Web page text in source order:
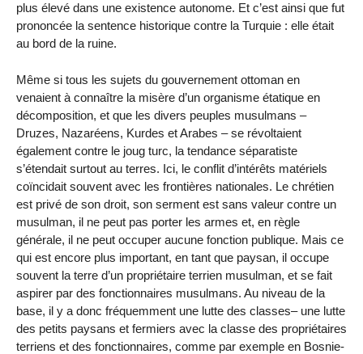
plus élevé dans une existence autonome. Et c’est ainsi que fut
prononcée la sentence historique contre la Turquie : elle était
au bord de la ruine.
Même si tous les sujets du gouvernement ottoman en
venaient à connaître la misère d’un organisme étatique en
décomposition, et que les divers peuples musulmans –
Druzes, Nazaréens, Kurdes et Arabes – se révoltaient
également contre le joug turc, la tendance séparatiste
s’étendait surtout au terres. Ici, le conflit d’intérêts matériels
coïncidait souvent avec les frontières nationales. Le chrétien
est privé de son droit, son serment est sans valeur contre un
musulman, il ne peut pas porter les armes et, en règle
générale, il ne peut occuper aucune fonction publique. Mais ce
qui est encore plus important, en tant que paysan, il occupe
souvent la terre d’un propriétaire terrien musulman, et se fait
aspirer par des fonctionnaires musulmans. Au niveau de la
base, il y a donc fréquemment une lutte des classes– une lutte
des petits paysans et fermiers avec la classe des propriétaires
terriens et des fonctionnaires, comme par exemple en Bosnie-